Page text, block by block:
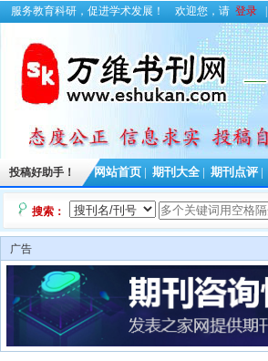
服务教育科研，促进学术发展！ 欢迎您，请 登录
投稿好助手！ 网站首页 期刊大全 期刊点评
搜索：
广告